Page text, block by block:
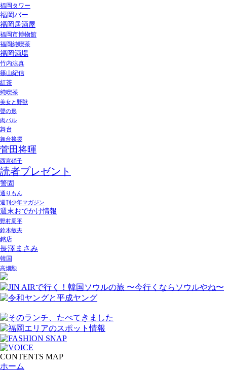
福岡タワー
福岡バー
福岡居酒屋
福岡市博物館
福岡純喫茶
福岡酒場
竹内涼真
篠山紀信
紅茶
純喫茶
美女と野獣
聲の形
肉バル
舞台
舞台挨拶
菅田将暉
西宮硝子
読者プレゼント
警固
通りもん
週刊少年マガジン
週末おでかけ情報
野村周平
鈴木敏夫
銘店
長澤まさみ
韓国
高畑勲
CONTENTS MAP
ホーム